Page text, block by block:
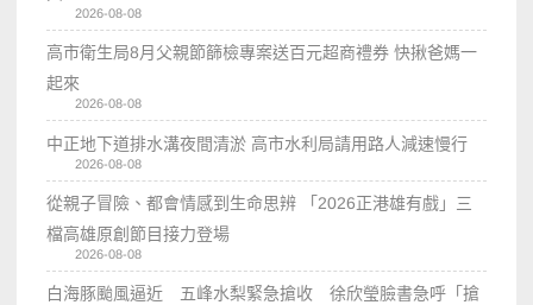
2026-08-08
高市衛生局8月父親節篩檢專案送百元超商禮券 快揪爸媽一
起來
2026-08-08
中正地下道排水溝夜間清淤 高市水利局請用路人減速慢行
2026-08-08
從親子冒險、都會情感到生命思辨 「2026正港雄有戲」三
檔高雄原創節目接力登場
2026-08-08
白海豚颱風逼近 五峰水梨緊急搶收 徐欣瑩臉書急呼「搶